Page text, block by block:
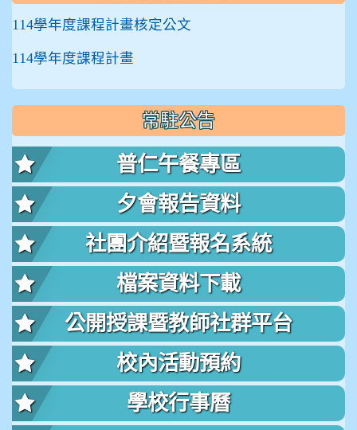
114學年度課程計畫核定公文
114學年度課程計畫
常駐公告
普仁午餐專區
夕會報告資料
社團介紹暨報名系統
檔案資料下載
公開授課暨教師社群平台
校內活動預約
學校行事曆